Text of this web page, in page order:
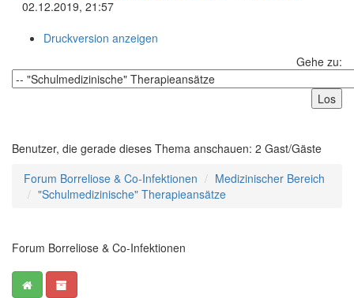
02.12.2019, 21:57
Druckversion anzeigen
Gehe zu:
Benutzer, die gerade dieses Thema anschauen: 2 Gast/Gäste
Forum Borreliose & Co-Infektionen
Medizinischer Bereich
"Schulmedizinische" Therapieansätze
Forum Borreliose & Co-Infektionen